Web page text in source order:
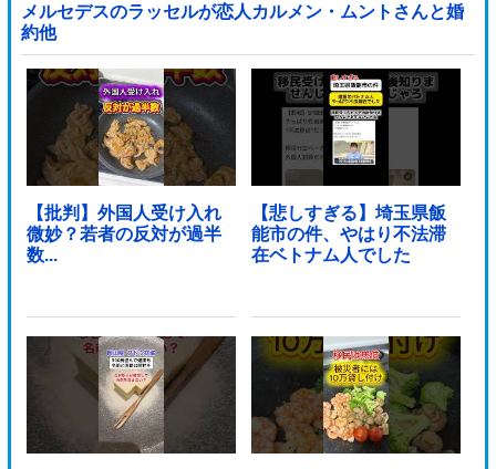
メルセデスのラッセルが恋人カルメン・ムントさんと婚
約他
【批判】外国人受け入れ
微妙？若者の反対が過半
数...
【悲しすぎる】埼玉県飯
能市の件、やはり不法滞
在ベトナム人でした